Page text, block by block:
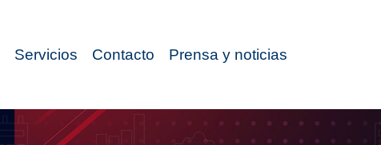
Servicios Contacto Prensa y noticias